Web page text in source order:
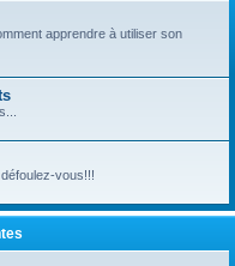
apprendre à utiliser son
vous!!!